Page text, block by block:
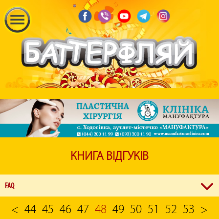
КНИГА ВІДГУКІВ
FAQ
З якої години можна купувати квитки у кінотеатрі?
< 44 45 46 47 48 49 50 51 52 53 >